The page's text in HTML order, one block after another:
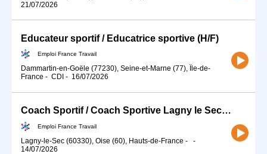
21/07/2026
Educateur sportif / Educatrice sportive (H/F)
Emploi France Travail
Dammartin-en-Goële (77230), Seine-et-Marne (77), Île-de-
France - CDI - 16/07/2026
Coach Sportif / Coach Sportive Lagny le Sec (H/F)
Emploi France Travail
Lagny-le-Sec (60330), Oise (60), Hauts-de-France -
-
14/07/2026